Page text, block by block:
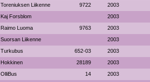
Toreniuksen Liikenne 9722 2003
Kaj Forsblom 2003
Raimo Luoma 9763 2003
Suorsan Liikenne 2003
Turkubus 652-03 2003
Hokkinen 28189 2003
OlliBus 14 2003